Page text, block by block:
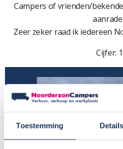
Toestemming Details
Campers of vrienden/
Zeer zeker raad ik iedereen
Cijfer: